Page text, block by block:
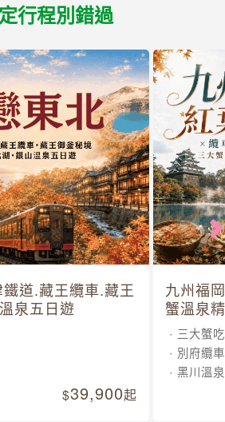
行程別錯過
道.藏王纜車.藏王
泉五日遊
39,900起
九州福
蟹溫泉
三大蟹
別府纜車
黑川溫泉